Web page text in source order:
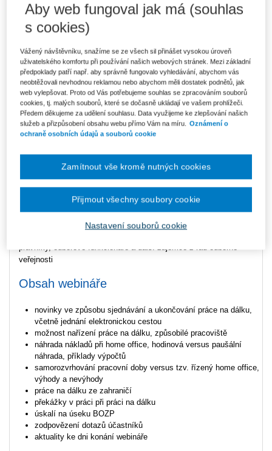
Přednášející JUDr. Dominik Brůha, Ph.D.
Typ akce Webinář
Typ produktu Školení
Datum 27.10.2023
Webinář již proběhl. Jeho záznam si můžete poříditZDE >>>
Určeno pro:
právníky, odborové funkcionáře a další zájemce z řad odborné
veřejnosti
Obsah webináře
novinky ve způsobu sjednávání a ukončování práce na dálku,
včetně jednání elektronickou cestou
možnost nařízení práce na dálku, způsobilé pracoviště
náhrada nákladů při home office, hodinová versus paušální
náhrada, příklady výpočtů
samorozvrhování pracovní doby versus tzv. řízený home office,
výhody a nevýhody
práce na dálku ze zahraničí
překážky v práci při práci na dálku
úskalí na úseku BOZP
zodpovězení dotazů účastníků
aktuality ke dni konání webináře
Aby web fungoval jak má (souhlas
s cookies)
Vážený návštěvníku, snažíme se ze všech sil přinášet vysokou úroveň
uživatelského komfortu při používání našich webových stránek. Mezi základní
předpoklady patří např. aby správně fungovalo vyhledávání, abychom vás
neobtěžovali nevhodnou reklamou nebo abychom měli dostatek podnětů, jak
web vylepšovat. Proto od Vás potřebujeme souhlas se zpracováním souborů
cookies, tj. malých souborů, které se dočasně ukládají ve vašem prohlížeči.
Předem děkujeme za udělení souhlasu. Data využijeme ke zlepšování našich
služeb a přizpůsobení obsahu webu přímo Vám na míru.
Oznámení o
ochraně osobních údajů a souborů cookie
Nastavení souborů cookie
Zamítnout vše kromě nutných cookies
Přijmout všechny soubory cookie